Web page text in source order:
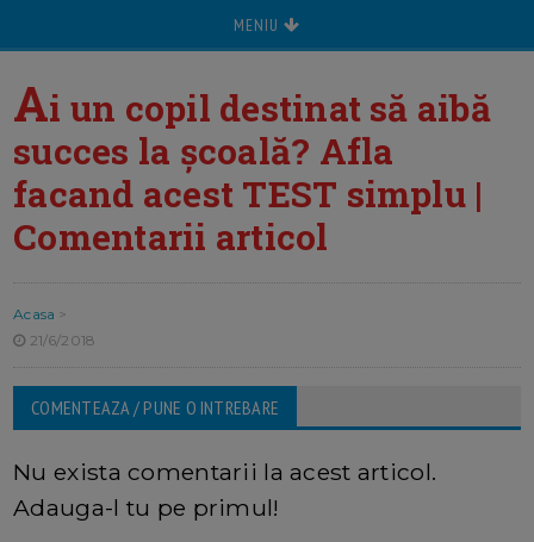
MENIU
Ai un copil destinat să aibă
succes la școală? Afla
facand acest TEST simplu |
Comentarii articol
Acasa >
21/6/2018
COMENTEAZA / PUNE O INTREBARE
Nu exista comentarii la acest articol.
Adauga-l tu pe primul!